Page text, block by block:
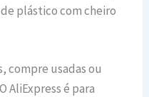
plástico com cheiro
compre usadas ou
AliExpress é para